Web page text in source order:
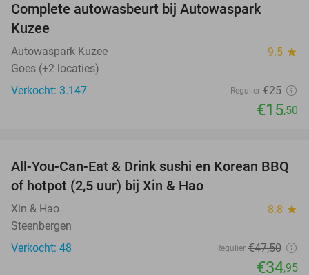
Complete autowasbeurt bij Autowaspark
Kuzee
Autowaspark Kuzee 9.5 star
Goes (+2 locaties)
Verkocht: 3.147
Regulier €25
€15,50
26%
TODAY
All-You-Can-Eat & Drink sushi en Korean BBQ
of hotpot (2,5 uur) bij Xin & Hao
Xin & Hao 8.8 star
Steenbergen
Verkocht: 48
Regulier €47,50
€34,95